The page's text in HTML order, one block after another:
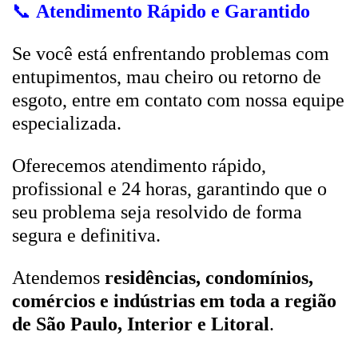
📞 Atendimento Rápido e Garantido
Se você está enfrentando problemas com
entupimentos, mau cheiro ou retorno de
esgoto, entre em contato com nossa equipe
especializada.
Oferecemos atendimento rápido,
profissional e 24 horas, garantindo que o
seu problema seja resolvido de forma
segura e definitiva.
Atendemos residências, condomínios,
comércios e indústrias em toda a região
de São Paulo, Interior e Litoral.